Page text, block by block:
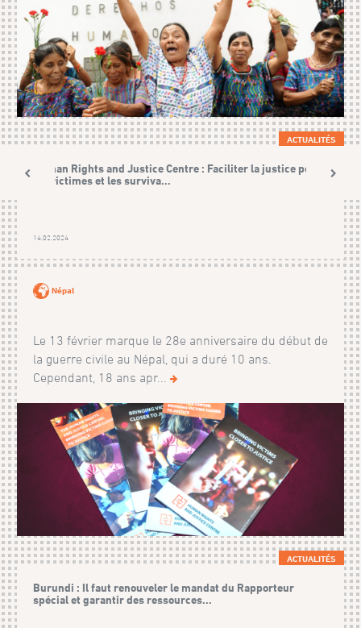
ACTUALITÉS
Human Rights and Justice Centre : Faciliter la justice pour
les victimes et les surviva...
14.02.2024
Népal
Le 13 février marque le 28e anniversaire du début de
la guerre civile au Népal, qui a duré 10 ans.
Cependant, 18 ans apr...
ACTUALITÉS
Burundi : Il faut renouveler le mandat du Rapporteur
spécial et garantir des ressources...